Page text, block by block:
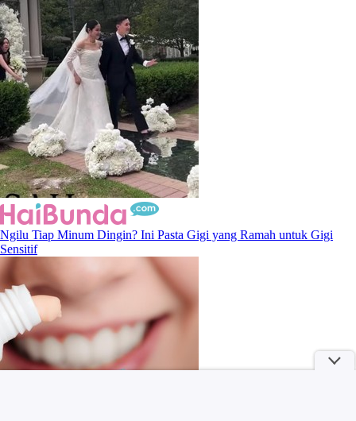
Ngilu Tiap Minum Dingin? Ini Pasta Gigi yang Ramah untuk Gigi
Sensitif